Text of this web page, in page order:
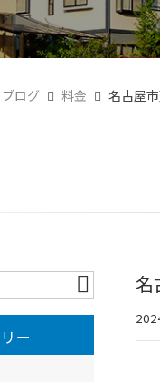
ログ 料金 名古屋
名
ー